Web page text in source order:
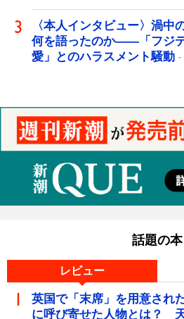
〈本人インタビュー〉渦中
何を語ったのか――「フジ
愛」とのハラスメント騒動
話題の本
レビュー
英国で「末席」を用意され
に呼び寄せた人物とは？